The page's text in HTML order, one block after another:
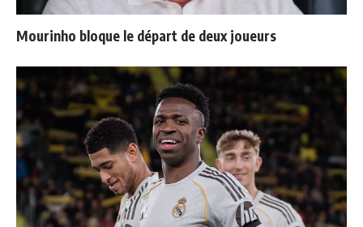
Mourinho bloque le départ de deux joueurs